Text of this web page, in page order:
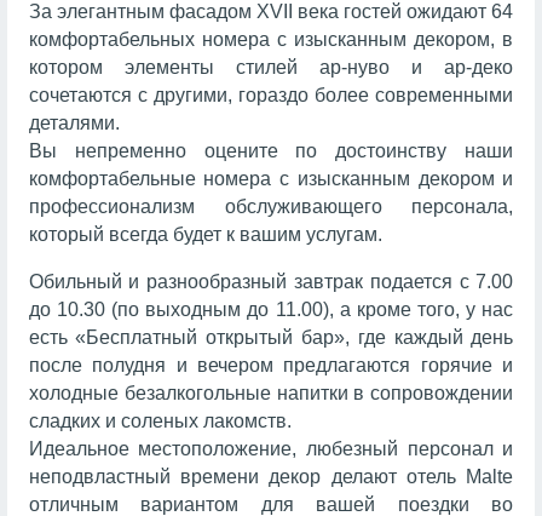
За элегантным фасадом XVII века гостей ожидают 64
комфортабельных номера с изысканным декором, в
котором элементы стилей ар-нуво и ар-деко
сочетаются с другими, гораздо более современными
деталями.
Вы непременно оцените по достоинству наши
комфортабельные номера с изысканным декором и
профессионализм обслуживающего персонала,
который всегда будет к вашим услугам.
Обильный и разнообразный завтрак подается с 7.00
до 10.30 (по выходным до 11.00), а кроме того, у нас
есть «Бесплатный открытый бар», где каждый день
после полудня и вечером предлагаются горячие и
холодные безалкогольные напитки в сопровождении
сладких и соленых лакомств.
Идеальное местоположение, любезный персонал и
неподвластный времени декор делают отель Malte
отличным вариантом для вашей поездки во